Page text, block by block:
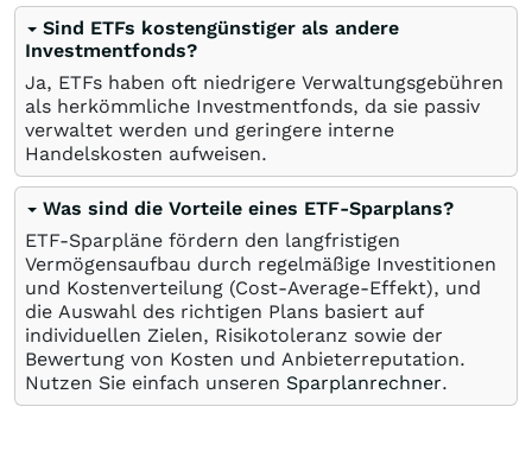
Sind ETFs kostengünstiger als andere
Investmentfonds?
Ja, ETFs haben oft niedrigere Verwaltungsgebühren
als herkömmliche Investmentfonds, da sie passiv
verwaltet werden und geringere interne
Handelskosten aufweisen.
Was sind die Vorteile eines ETF-Sparplans?
ETF-Sparpläne fördern den langfristigen
Vermögensaufbau durch regelmäßige Investitionen
und Kostenverteilung (Cost-Average-Effekt), und
die Auswahl des richtigen Plans basiert auf
individuellen Zielen, Risikotoleranz sowie der
Bewertung von Kosten und Anbieterreputation.
Nutzen Sie einfach unseren Sparplanrechner.